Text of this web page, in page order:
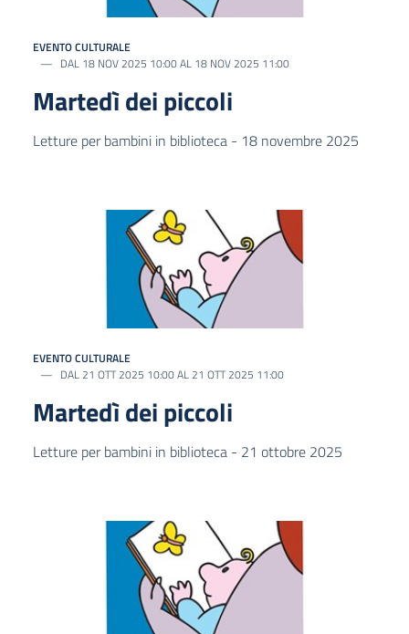
EVENTO CULTURALE
DAL 18 NOV 2025 10:00 AL 18 NOV 2025 11:00
Martedì dei piccoli
Letture per bambini in biblioteca - 18 novembre 2025
EVENTO CULTURALE
DAL 21 OTT 2025 10:00 AL 21 OTT 2025 11:00
Martedì dei piccoli
Letture per bambini in biblioteca - 21 ottobre 2025